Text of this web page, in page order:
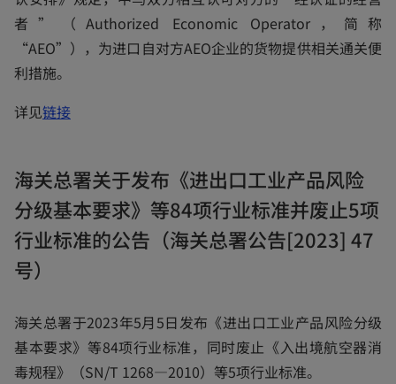
a
b
者”（Authorized Economic Operator，简称
“AEO”），为进口自对方AEO企业的货物提供相关通关便
利措施。
详见链接o
n
s
i
e
w
海关总署关于发布《进出口工业产品风险
分级基本要求》等84项行业标准并废止5项
行业标准的公告（海关总署公告[2023] 47
号）
海关总署于2023年5月5日发布《进出口工业产品风险分级
基本要求》等84项行业标准，同时废止《入出境航空器消
毒规程》（SN/T 1268—2010）等5项行业标准。